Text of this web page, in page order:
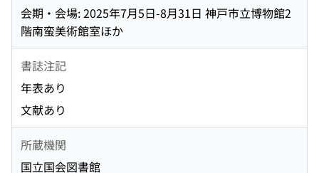
会期・会場: 2025年7月5日-8月31日 神戸市立博物館2
階南蛮美術館室ほか
書誌注記
年表あり
文献あり
所蔵機関
国立国会図書館